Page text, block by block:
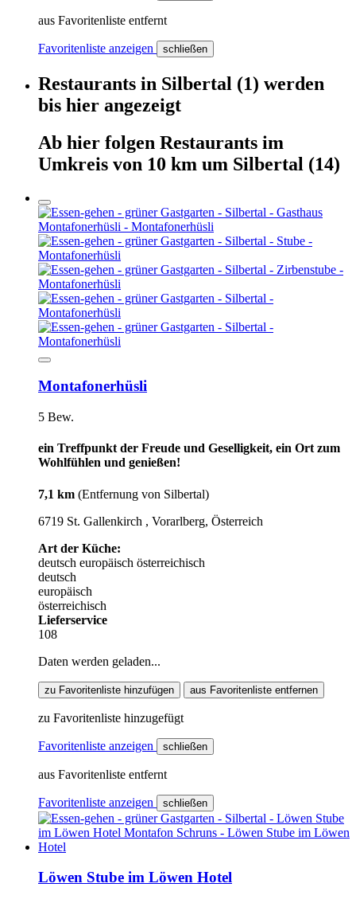
aus Favoritenliste entfernt
Favoritenliste anzeigen schließen
Restaurants in Silbertal (1) werden
bis hier angezeigt
Ab hier folgen Restaurants im
Umkreis von 10 km um Silbertal (14)
Montafonerhüsli
5 Bew.
ein Treffpunkt der Freude und Geselligkeit, ein Ort zum
Wohlfühlen und genießen!
7,1 km (Entfernung von Silbertal)
6719 St. Gallenkirch , Vorarlberg, Österreich
Art der Küche:
deutsch europäisch österreichisch
deutsch
europäisch
österreichisch
Lieferservice
108
Daten werden geladen...
zu Favoritenliste hinzufügen aus Favoritenliste entfernen
zu Favoritenliste hinzugefügt
Favoritenliste anzeigen schließen
aus Favoritenliste entfernt
Favoritenliste anzeigen schließen
Löwen Stube im Löwen Hotel